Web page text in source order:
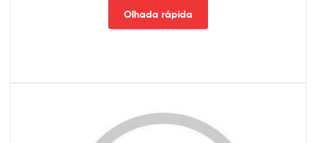
Olhada rápida